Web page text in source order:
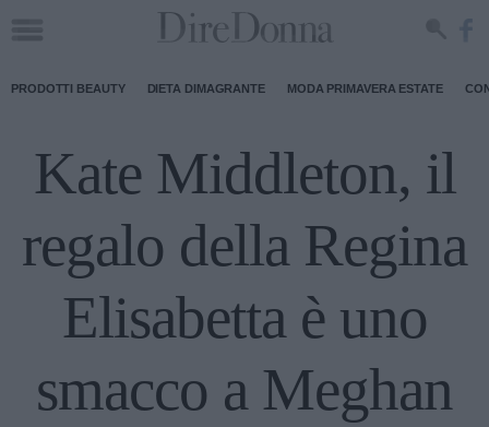
PRODOTTI BEAUTY DIETA DIMAGRANTE MODA PRIMAVERA ESTATE
Kate Middleton, il
regalo della Regina
Elisabetta è uno
smacco a Meghan